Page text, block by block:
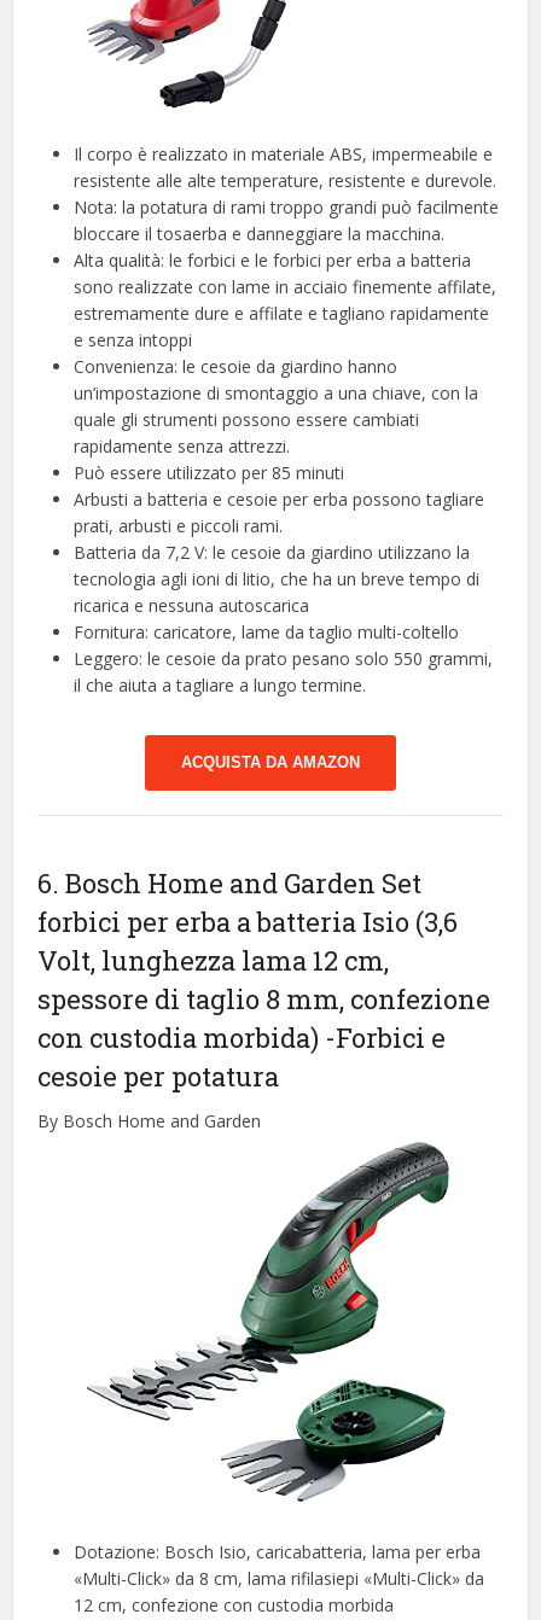
Il corpo è realizzato in materiale ABS, impermeabile e
resistente alle alte temperature, resistente e durevole.
Nota: la potatura di rami troppo grandi può facilmente
bloccare il tosaerba e danneggiare la macchina.
Alta qualità: le forbici e le forbici per erba a batteria
sono realizzate con lame in acciaio finemente affilate,
estremamente dure e affilate e tagliano rapidamente
e senza intoppi
Convenienza: le cesoie da giardino hanno
un’impostazione di smontaggio a una chiave, con la
quale gli strumenti possono essere cambiati
rapidamente senza attrezzi.
Può essere utilizzato per 85 minuti
Arbusti a batteria e cesoie per erba possono tagliare
prati, arbusti e piccoli rami.
Batteria da 7,2 V: le cesoie da giardino utilizzano la
tecnologia agli ioni di litio, che ha un breve tempo di
ricarica e nessuna autoscarica
Fornitura: caricatore, lame da taglio multi-coltello
Leggero: le cesoie da prato pesano solo 550 grammi,
il che aiuta a tagliare a lungo termine.
ACQUISTA DA AMAZON
6. Bosch Home and Garden Set
forbici per erba a batteria Isio (3,6
Volt, lunghezza lama 12 cm,
spessore di taglio 8 mm, confezione
con custodia morbida) -Forbici e
cesoie per potatura
By Bosch Home and Garden
Dotazione: Bosch Isio, caricabatteria, lama per erba
«Multi-Click» da 8 cm, lama rifilasiepi «Multi-Click» da
12 cm, confezione con custodia morbida